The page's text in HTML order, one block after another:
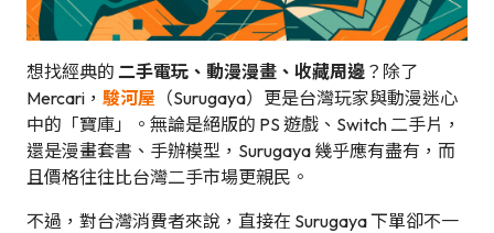
想找經典的 二手電玩、動漫漫畫、收藏周邊 ？除了
Mercari， 駿河屋 （Surugaya）更是台灣玩家與動漫迷心
中的「寶庫」。無論是絕版的 PS 遊戲、Switch 二手片，
還是漫畫套書、手辦模型，Surugaya 幾乎應有盡有，而
且價格往往比台灣二手市場更親民。
不過，對台灣消費者來說，直接在 Surugaya 下單卻不一